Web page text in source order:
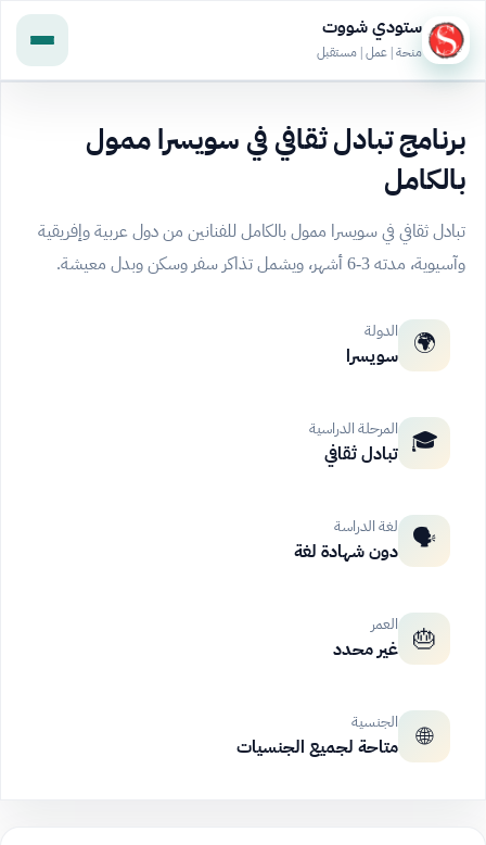
ستودي شووت
منحة | عمل | مستقبل
برنامج تبادل ثقافي في سويسرا ممول
بالكامل
تبادل ثقافي في سويسرا ممول بالكامل للفنانين من دول عربية وإفريقية
وآسيوية، مدته 3-6 أشهر، ويشمل تذاكر سفر وسكن وبدل معيشة.
🌍 الدولة
سويسرا
🎓 المرحلة الدراسية
تبادل ثقافي
🗣️ لغة الدراسة
دون شهادة لغة
🎂 العمر
غير محدد
🌐 الجنسية
متاحة لجميع الجنسيات